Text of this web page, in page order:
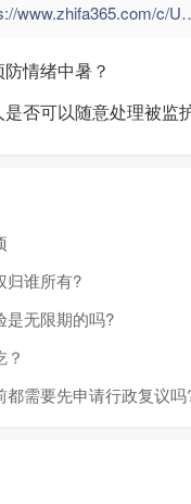
https://
情绪中暑？
是否可以随意处理被监
归谁所有?
是无限期的吗?
都需要先申请行政复议吗